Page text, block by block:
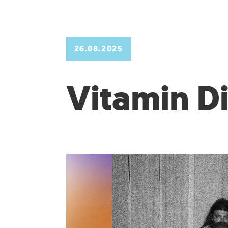
26.08.2025
Vitamin